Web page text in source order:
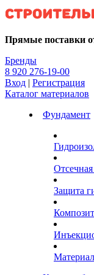
Kg
Прямые поставки
Бренды
8 920 276-19-00
Вход | Регистрация
Каталог материалов
Фундамент
Защита